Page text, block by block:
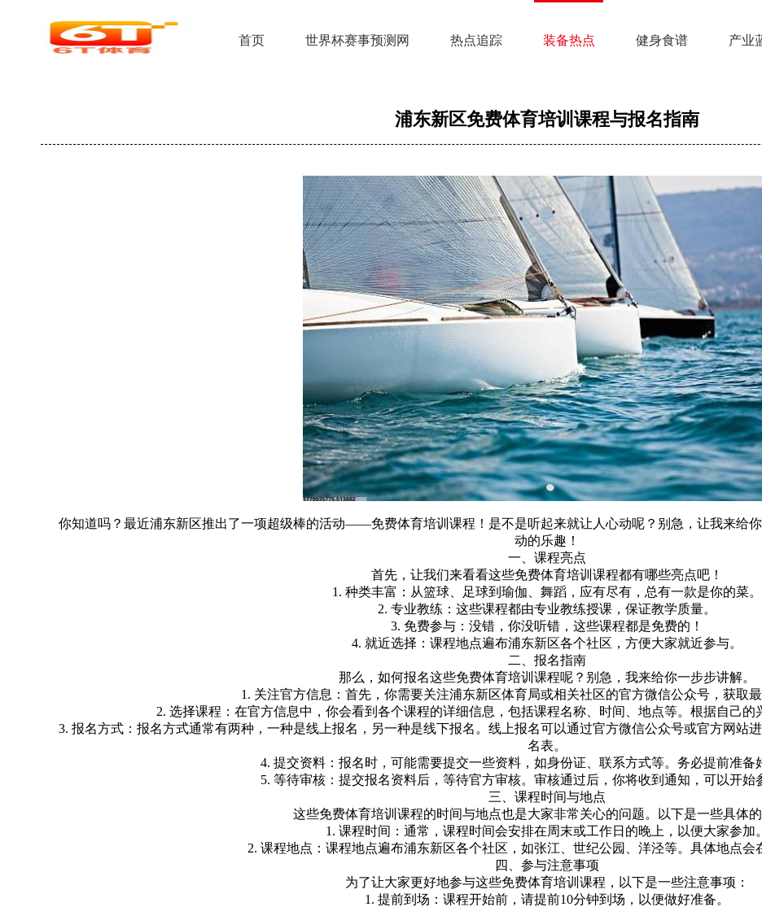
首页 世界杯赛事预测网 热点追踪 装备热点 健身食谱 产业
浦东新区免费体育培训课程与报名指南
你知道吗？最近浦东新区推出了一项超级棒的活动——免费体育培训课程！是不是听起来就让人心动呢？别急，让我来给
动的乐趣！
一、课程亮点
首先，让我们来看看这些免费体育培训课程都有哪些亮点吧！
1. 种类丰富：从篮球、足球到瑜伽、舞蹈，应有尽有，总有一款是你的菜。
2. 专业教练：这些课程都由专业教练授课，保证教学质量。
3. 免费参与：没错，你没听错，这些课程都是免费的！
4. 就近选择：课程地点遍布浦东新区各个社区，方便大家就近参与。
二、报名指南
那么，如何报名这些免费体育培训课程呢？别急，我来给你一步步讲解。
1. 关注官方信息：首先，你需要关注浦东新区体育局或相关社区的官方微信公众号，获取最
2. 选择课程：在官方信息中，你会看到各个课程的详细信息，包括课程名称、时间、地点等。根据自己的
3. 报名方式：报名方式通常有两种，一种是线上报名，另一种是线下报名。线上报名可以通过官方微信公众号或官方网站
名表。
4. 提交资料：报名时，可能需要提交一些资料，如身份证、联系方式等。务必提前准备
5. 等待审核：提交报名资料后，等待官方审核。审核通过后，你将收到通知，可以开始
三、课程时间与地点
这些免费体育培训课程的时间与地点也是大家非常关心的问题。以下是一些具体的
1. 课程时间：通常，课程时间会安排在周末或工作日的晚上，以便大家参加。
2. 课程地点：课程地点遍布浦东新区各个社区，如张江、世纪公园、洋泾等。具体地点会
四、参与注意事项
为了让大家更好地参与这些免费体育培训课程，以下是一些注意事项：
1. 提前到场：课程开始前，请提前10分钟到场，以便做好准备。